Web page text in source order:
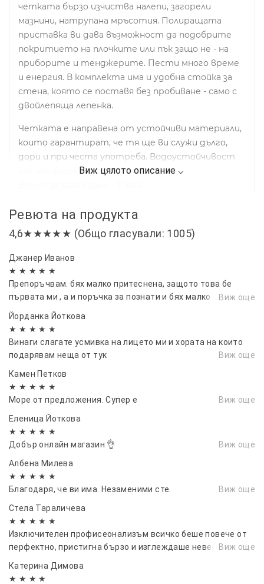
четката бързо изчиства налепи, загорели
мазнини, натрупана мръсотия. Полиращата
приставка ви дава възможност да подобрите
покритието на плочките или пък защо не - на
приборите и тенджерите. Пести много време
и енергия. В комплекта има и удобна стойка за
стена, която се поставя без пробиване - само с
двойлепяща лепенка.
Четката е направена от устойчиви материали,
които гарантират, че тя ще ви служи дълго,
дори и при честа употреба. Водоустойчивост
от най-висок клас.
Комплектът съдържа:
Акумулаторна четка
Четка
Гъба
Полираща приставка
Не бива да се включва и да се ползва, докато се
зарежда!Съвет: Ако използвате прахообразен
препарат за почистване, поставете го преди да
сложите приставката на уреда. Така ще
избегнете риска от запрашаване на самата
Ревюта на продукта
4,6★★★★★ (Общо гласували: 1005)
Джанер Иванов
★ ★ ★ ★ ★
Препоръчвам. бях малко притеснена, защото това бе
първата ми , а и поръчка за познати и бях малко
притеснена , но всичко е ок . Препоръчвам, и скоро пак ще
се възползвам...
Виж още
Йорданка Йоткова
★ ★ ★ ★ ★
Винаги слагате усмивка на лицето ми и хората на които
подарявам неща от тук
Виж още
Камен Петков
★ ★ ★ ★ ★
Море от предложения. Супер е
Виж още
Еленица Йоткова
★ ★ ★ ★ ★
Добър онлайн магазин 👌
Виж още
Албена Милева
★ ★ ★ ★ ★
Благодаря, че ви има. Незаменими сте.
Виж още
Стела Тараличева
★ ★ ★ ★ ★
Изключителен профисеонализъм всичко беше повече от
перфектно, пристигна бързо и изглеждаше невероятно.
Виж още
Катерина Димова
★ ★ ★ ★